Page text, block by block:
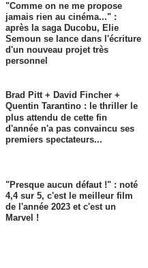
"Comme on ne me propose
jamais rien au cinéma..." :
après la saga Ducobu, Elie
Semoun se lance dans l'écriture
d'un nouveau projet très
personnel
Brad Pitt + David Fincher +
Quentin Tarantino : le thriller le
plus attendu de cette fin
d'année n'a pas convaincu ses
premiers spectateurs...
"Presque aucun défaut !" : noté
4,4 sur 5, c'est le meilleur film
de l'année 2023 et c'est un
Marvel !